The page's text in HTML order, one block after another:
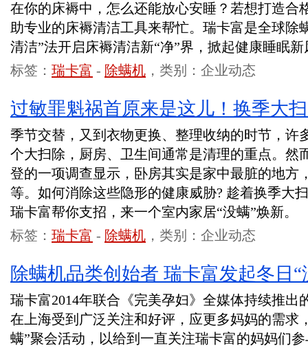
在你的床褥中，怎么还能放心安睡？若想打造合
助专业的床褥清洁工具来帮忙。瑞卡富是全球除
清洁”法开启床褥清洁新“净”界，掀起健康睡眠新
标签： 瑞卡富 - 除螨机 ，类别：企业动态
过敏罪魁祸首原来是这儿！换季大
季节交替，又到衣物更换、整理收纳的时节，许
个大扫除，厨房、卫生间通常是清理的重点。然
登的一项调查显示，卧房其实是家中最脏的地方
等。如何消除这些隐形的健康威胁? 趁着换季大
瑞卡富帮你支招，来一个室内家居“没螨”焕新。
标签： 瑞卡富 - 除螨机 ，类别：企业动态
除螨机品类创始者 瑞卡富发起冬日“
瑞卡富2014年联合《完美孕妇》全媒体持续推出
在上海受到广泛关注和好评，应更多妈妈的需求
螨”聚会活动，以给到一直关注瑞卡富的妈妈们